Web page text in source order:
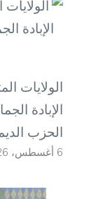
الولايات
الإبادة
الحزب
6 أغسطس، 2026